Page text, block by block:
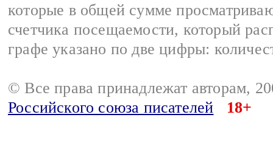
которые в общей сумме
счетчика посещаемости, который
графе указано по две цифры:
© Все права принадлежат авторам,
Российского союза писателей
18+